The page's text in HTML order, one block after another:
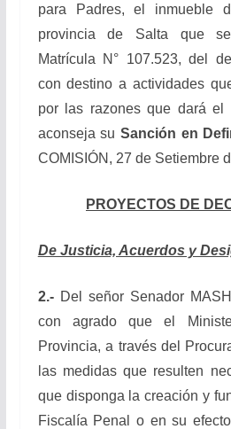
para Padres, el inmueble
provincia de Salta que
Matrícula N° 107.523, del
con destino a actividades
por las razones que dará el
aconseja suSanción en
COMISIÓN, 27 de Setiembre
PROYECTOS DE
De Justicia, Acuerdos y
2.-Del señor Senador
con agrado que el
Provincia, a través del
las medidas que resulten
que disponga la creación y
Fiscalía Penal o en su